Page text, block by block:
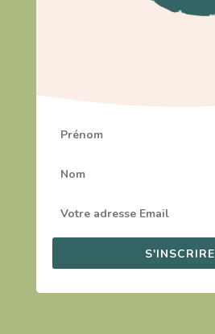
S'INSCRIRE